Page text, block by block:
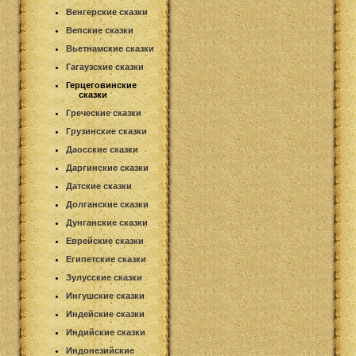
Венгерские сказки
Вепские сказки
Вьетнамские сказки
Гагаузские сказки
Герцеговинские
сказки
Греческие сказки
Грузинские сказки
Даосские сказки
Даргинские сказки
Датские сказки
Долганские сказки
Дунганские сказки
Еврейские сказки
Египетские сказки
Зулусские сказки
Ингушские сказки
Индейские сказки
Индийские сказки
Индонезийские